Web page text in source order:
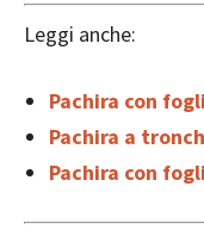
Leggi anche:
Pachira con
Pachira a
Pachira con